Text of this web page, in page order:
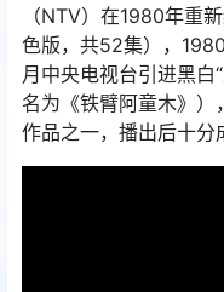
（NTV）在1980年重
色版，共52集），
月中央电视台引进黑白
名为《铁臂阿童木》
作品之一，播出后十分